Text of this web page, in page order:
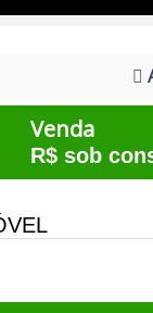
Venda
R$ sob